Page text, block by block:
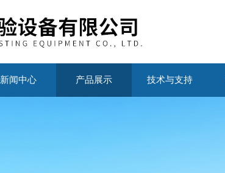
新闻中心 产品展示 技术与支持